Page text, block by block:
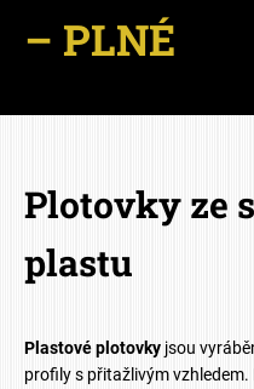
– PLNÉ
Plotovky ze
plastu
Plastové plotovky jsou
profily s přitažlivým